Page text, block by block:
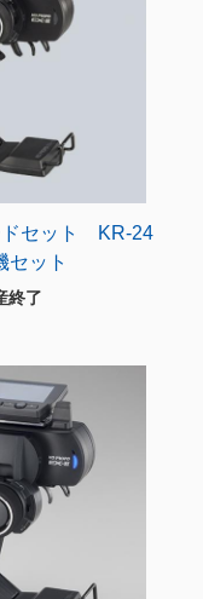
ドセット KR-24
セット
終了